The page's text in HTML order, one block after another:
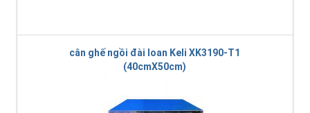
cân ghế ngồi đài loan Keli XK3190-T1
(40cmX50cm)